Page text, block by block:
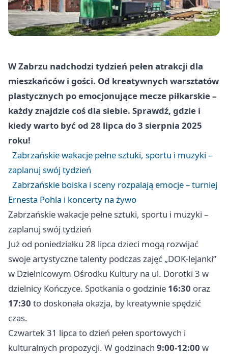
W Zabrzu nadchodzi tydzień pełen atrakcji dla
mieszkańców i gości. Od kreatywnych warsztatów
plastycznych po emocjonujące mecze piłkarskie –
każdy znajdzie coś dla siebie. Sprawdź, gdzie i
kiedy warto być od 28 lipca do 3 sierpnia 2025
roku!
Zabrzańskie wakacje pełne sztuki, sportu i muzyki –
zaplanuj swój tydzień
Zabrzańskie boiska i sceny rozpalają emocje – turniej
Ernesta Pohla i koncerty na żywo
Zabrzańskie wakacje pełne sztuki, sportu i muzyki –
zaplanuj swój tydzień
Już od poniedziałku 28 lipca dzieci mogą rozwijać
swoje artystyczne talenty podczas zajęć „DOK-lejanki”
w Dzielnicowym Ośrodku Kultury na ul. Dorotki 3 w
dzielnicy Kończyce. Spotkania o godzinie 16:30 oraz
17:30 to doskonała okazja, by kreatywnie spędzić
czas.
Czwartek 31 lipca to dzień pełen sportowych i
kulturalnych propozycji. W godzinach 9:00-12:00 w